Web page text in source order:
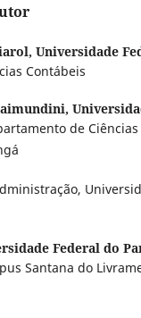
Universidade
Contábeis
de
Federal do
Santana do